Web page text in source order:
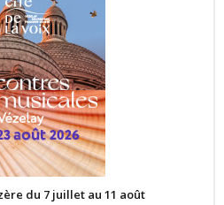
du 7 juillet au 11 août